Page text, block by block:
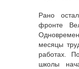
Рано
фронте
месяцы
работах.
школы